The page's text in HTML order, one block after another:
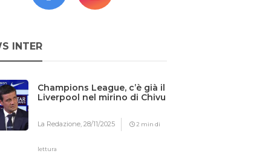
INTER
Champions League, c’è già il
Liverpool nel mirino di Chivu
La Redazione,28/11/2025 2 min di
lettura